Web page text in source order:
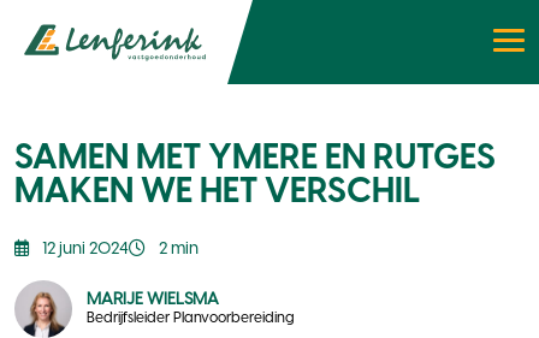
SAMEN MET YMERE EN RUTGES
MAKEN WE HET VERSCHIL
MARIJE WIELSMA
Bedrijfsleider Planvoorbereiding
12 juni 2024 2 min